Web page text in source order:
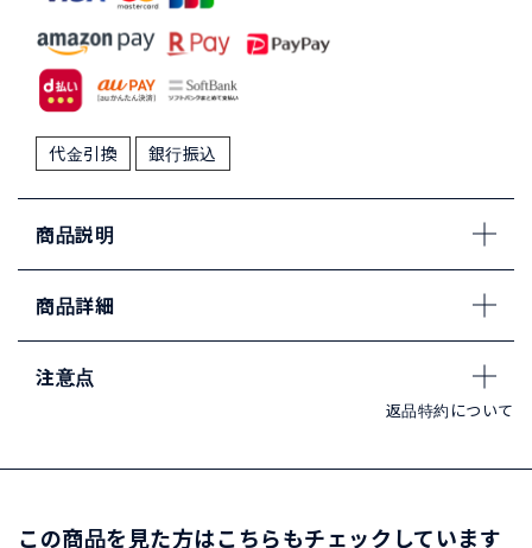
代金引換 銀行振込
商品説明
商品詳細
注意点
返品特約について
この商品を見た方はこちらもチェックしています